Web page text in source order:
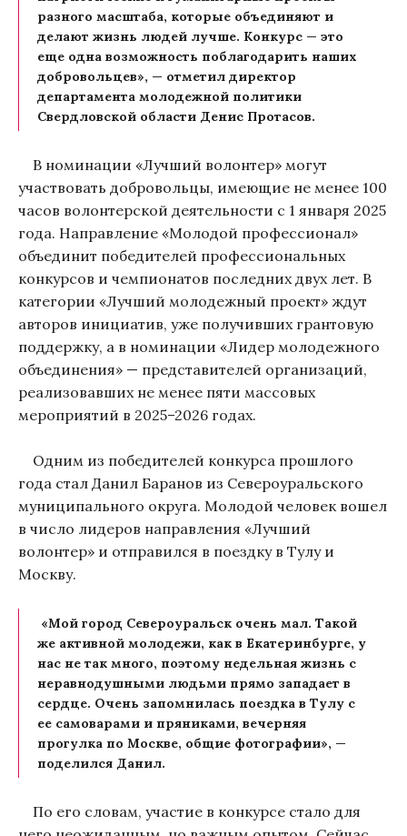
разного масштаба, которые объединяют и
делают жизнь людей лучше. Конкурс — это
еще одна возможность поблагодарить наших
добровольцев», — отметил директор
департамента молодежной политики
Свердловской области Денис Протасов.
В номинации «Лучший волонтер» могут
участвовать добровольцы, имеющие не менее 100
часов волонтерской деятельности с 1 января 2025
года. Направление «Молодой профессионал»
объединит победителей профессиональных
конкурсов и чемпионатов последних двух лет. В
категории «Лучший молодежный проект» ждут
авторов инициатив, уже получивших грантовую
поддержку, а в номинации «Лидер молодежного
объединения» — представителей организаций,
реализовавших не менее пяти массовых
мероприятий в 2025–2026 годах.
Одним из победителей конкурса прошлого
года стал Данил Баранов из Североуральского
муниципального округа. Молодой человек вошел
в число лидеров направления «Лучший
волонтер» и отправился в поездку в Тулу и
Москву.
«Мой город Североуральск очень мал. Такой
же активной молодежи, как в Екатеринбурге, у
нас не так много, поэтому недельная жизнь с
неравнодушными людьми прямо западает в
сердце. Очень запомнилась поездка в Тулу с
ее самоварами и пряниками, вечерняя
прогулка по Москве, общие фотографии», —
поделился Данил.
По его словам, участие в конкурсе стало для